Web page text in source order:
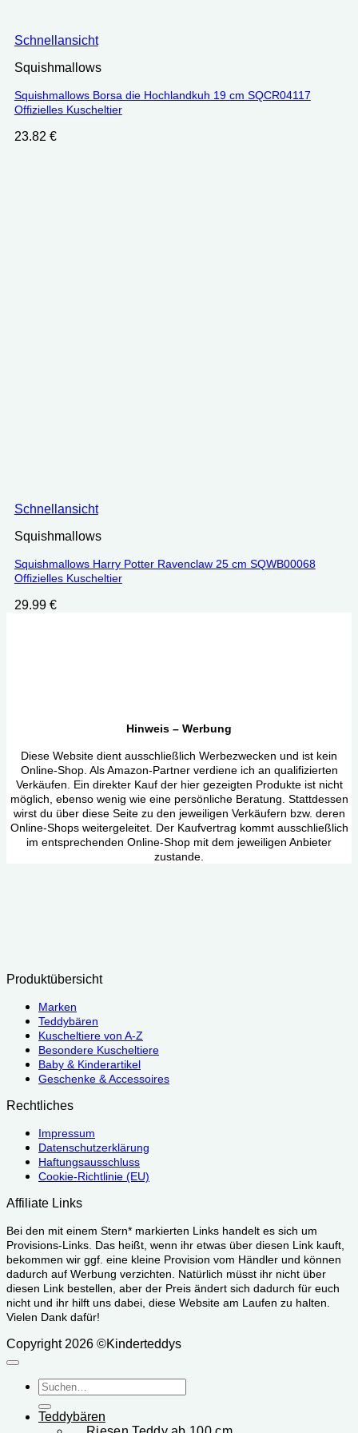
Schnellansicht
Squishmallows
Squishmallows Borsa die Hochlandkuh 19 cm SQCR04117
Offizielles Kuscheltier
23.82 €
Schnellansicht
Squishmallows
Squishmallows Harry Potter Ravenclaw 25 cm SQWB00068
Offizielles Kuscheltier
29.99 €
Hinweis – Werbung
Diese Website dient ausschließlich Werbezwecken und ist kein
Online-Shop. Als Amazon-Partner verdiene ich an qualifizierten
Verkäufen. Ein direkter Kauf der hier gezeigten Produkte ist nicht
möglich, ebenso wenig wie eine persönliche Beratung. Stattdessen
wirst du über diese Seite zu den jeweiligen Verkäufern bzw. deren
Online-Shops weitergeleitet. Der Kaufvertrag kommt ausschließlich
im entsprechenden Online-Shop mit dem jeweiligen Anbieter
zustande.
Produktübersicht
Marken
Teddybären
Kuscheltiere von A-Z
Besondere Kuscheltiere
Baby & Kinderartikel
Geschenke & Accessoires
Rechtliches
Impressum
Datenschutzerklärung
Haftungsausschluss
Cookie-Richtlinie (EU)
Affiliate Links
Bei den mit einem Stern* markierten Links handelt es sich um
Provisions-Links. Das heißt, wenn ihr etwas über diesen Link kauft,
bekommen wir ggf. eine kleine Provision vom Händler und können
dadurch auf Werbung verzichten. Natürlich müsst ihr nicht über
diesen Link bestellen, aber der Preis ändert sich dadurch für euch
nicht und ihr hilft uns dabei, diese Website am Laufen zu halten.
Vielen Dank dafür!
Copyright 2026 ©Kinderteddys
Suchen
nach:
Teddybären